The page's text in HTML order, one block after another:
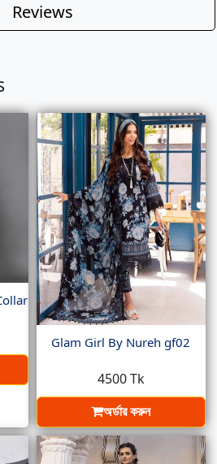
Reviews
Glam Girl By Nureh gf02
4500 Tk
অর্ডার করুন